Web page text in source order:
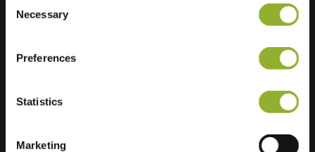
Selection
Necessary
Preferences
Statistics
Marketing